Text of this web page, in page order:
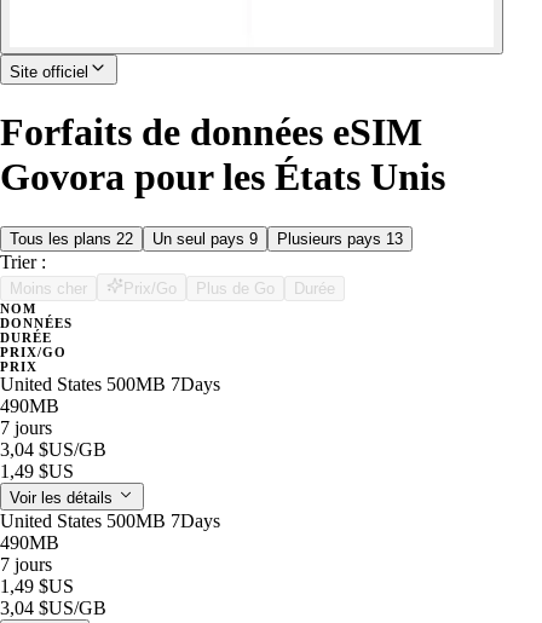
Site officiel
Forfaits de données eSIM
Govora pour les États Unis
Tous les plans 22 Un seul pays 9 Plusieurs pays 13
Trier :
Moins cher Prix/Go Plus de Go Durée
NOM
DONNÉES
DURÉE
PRIX/GO
PRIX
United States 500MB 7Days
490MB
7 jours
3,04 $US/GB
1,49 $US
Voir les détails
United States 500MB 7Days
490MB
7 jours
1,49 $US
3,04 $US/GB